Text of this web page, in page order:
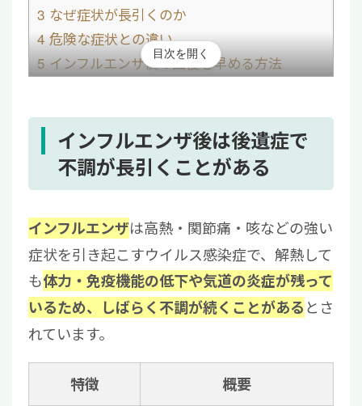
3 なぜ症状が長引くのか
4危険な症状との違い
5インフルエンザ後の回復を早める方法
選択肢
8 まとめ|無理をせず回復期間を確保すること
目次を開く
インフルエンザ後は後遺症で
不調が長引くことがある
インフルエンザは高熱・関節痛・咳などの強い
症状を引き起こすウイルス感染症で、解熱して
も体力・免疫機能の低下や気道の炎症が残って
いるため、しばらく不調が続くことがあるとさ
れています。
特徴 概要